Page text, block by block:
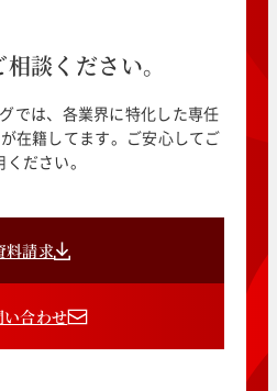
談ください。
では、各業界に特化した専任
在籍してます。ご安心してご
ください。
料請求
い合わせ